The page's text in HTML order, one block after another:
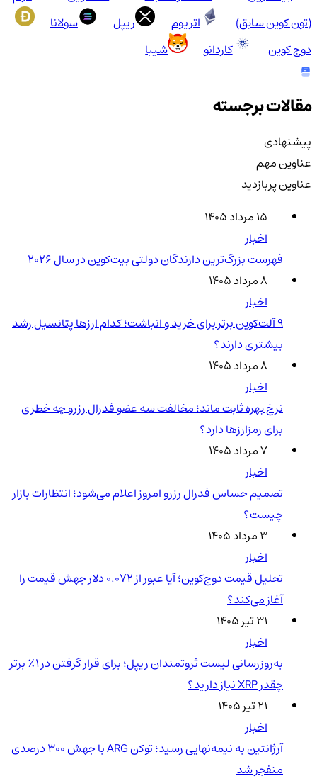
(تون کوین سابق)
اتریوم ریپل
سولانا
دوج کوین
کاردانو شیبا
مقالات برجسته
پیشنهادی
عناوین مهم
عناوین پربازدید
۱۵ مرداد ۱۴۰۵
اخبار
فهرست بزرگ‌ترین دارندگان دولتی بیت‌کوین در سال 2026
۸ مرداد ۱۴۰۵
اخبار
۹ آلت‌کوین برتر برای خرید و انباشت؛ کدام ارزها پتانسیل رشد
بیشتری دارند؟
۸ مرداد ۱۴۰۵
اخبار
نرخ بهره ثابت ماند؛ مخالفت سه عضو فدرال رزرو چه خطری
برای رمزارزها دارد؟
۷ مرداد ۱۴۰۵
اخبار
تصمیم حساس فدرال رزرو امروز اعلام می‌شود؛ انتظارات بازار
چیست؟
۳ مرداد ۱۴۰۵
اخبار
تحلیل قیمت دوج‌کوین؛ آیا عبور از ۰.۰۷۲ دلار جهش قیمت را
آغاز می‌کند؟
۳۱ تیر ۱۴۰۵
اخبار
به‌روزرسانی لیست ثروتمندان ریپل؛ برای قرار گرفتن در ۱٪ برتر
چقدر XRP نیاز دارید؟
۲۱ تیر ۱۴۰۵
اخبار
آرژانتین به نیمه‌نهایی رسید؛ توکن ARG با جهش ۳۰۰ درصدی
منفجر شد